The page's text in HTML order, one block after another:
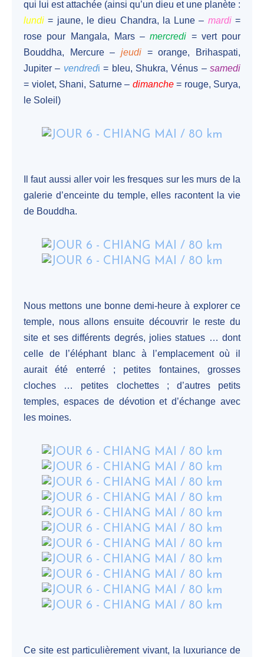
qui lui est attachée (ainsi qu’un dieu et une planète :
lundi = jaune, le dieu Chandra, la Lune – mardi=
rose pour Mangala, Mars –mercredi = vert pour
Bouddha, Mercure – jeudi = orange, Brihaspati,
Jupiter – vendredi = bleu, Shukra, Vénus – samedi
= violet, Shani, Saturne – dimanche= rouge, Surya,
le Soleil)
Il faut aussi aller voir les fresques sur les murs de la
galerie d’enceinte du temple, elles racontent la vie
de Bouddha.
Nous mettons une bonne demi-heure à explorer ce
temple, nous allons ensuite découvrir le reste du
site et ses différents degrés, jolies statues … dont
celle de l’éléphant blanc à l’emplacement où il
aurait été enterré ; petites fontaines, grosses
cloches … petites clochettes ; d’autres petits
temples, espaces de dévotion et d’échange avec
les moines.
Ce site est particulièrement vivant, la luxuriance de